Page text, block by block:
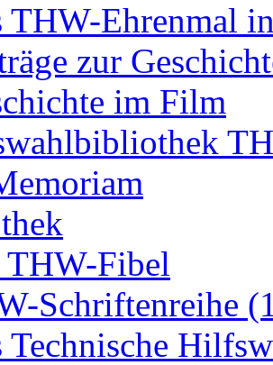
THW-Ehrenmal
zur
im Film
THW-Fibel
Schriftenreihe
Technische